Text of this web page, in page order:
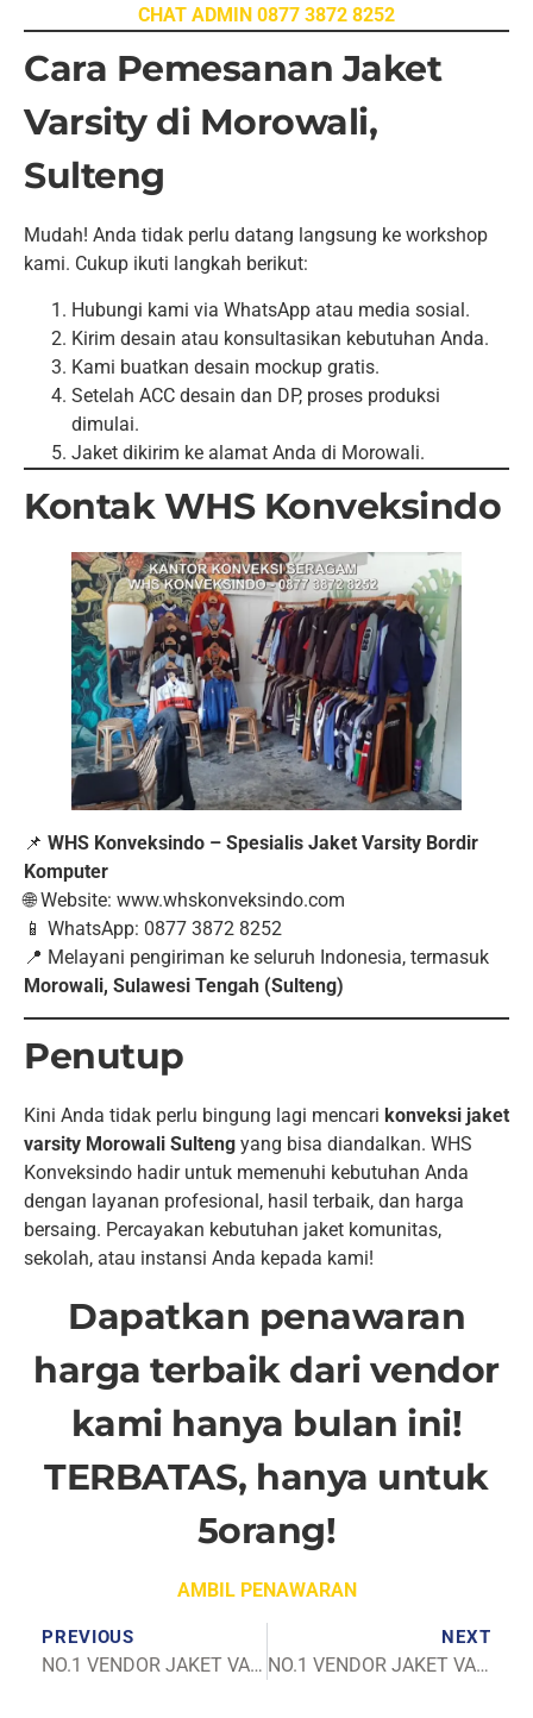
CHAT ADMIN 0877 3872 8252
Cara Pemesanan Jaket
Varsity di Morowali,
Sulteng
Mudah! Anda tidak perlu datang langsung ke workshop
kami. Cukup ikuti langkah berikut:
Hubungi kami via WhatsApp atau media sosial.
Kirim desain atau konsultasikan kebutuhan Anda.
Kami buatkan desain mockup gratis.
Setelah ACC desain dan DP, proses produksi
dimulai.
Jaket dikirim ke alamat Anda di Morowali.
Kontak WHS Konveksindo
📌 WHS Konveksindo – Spesialis Jaket Varsity Bordir
Komputer
🌐 Website: www.whskonveksindo.com
📱 WhatsApp: 0877 3872 8252
📍 Melayani pengiriman ke seluruh Indonesia, termasuk
Morowali, Sulawesi Tengah (Sulteng)
Penutup
Kini Anda tidak perlu bingung lagi mencari konveksi jaket
varsity Morowali Sulteng yang bisa diandalkan. WHS
Konveksindo hadir untuk memenuhi kebutuhan Anda
dengan layanan profesional, hasil terbaik, dan harga
bersaing. Percayakan kebutuhan jaket komunitas,
sekolah, atau instansi Anda kepada kami!
Dapatkan penawaran
harga terbaik dari vendor
kami hanya bulan ini!
TERBATAS, hanya untuk
5orang!
AMBIL PENAWARAN
PREVIOUS
NO.1 VENDOR JAKET VARSITY SEMARANG
NEXT
NO.1 VENDOR JAKET VARSITY SIDOARJO